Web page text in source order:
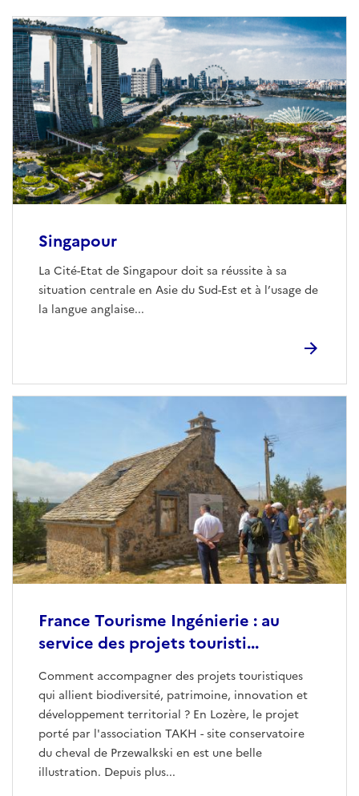
Singapour
La Cité-Etat de Singapour doit sa réussite à sa
situation centrale en Asie du Sud-Est et à l’usage de
la langue anglaise...
France Tourisme Ingénierie : au
service des projets touristi...
Comment accompagner des projets touristiques
qui allient biodiversité, patrimoine, innovation et
développement territorial ? En Lozère, le projet
porté par l'association TAKH - site conservatoire
du cheval de Przewalkski en est une belle
illustration. Depuis plus...